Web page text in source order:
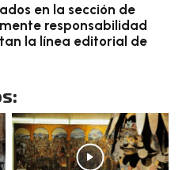
en la sección de
responsabilidad
la línea editorial de